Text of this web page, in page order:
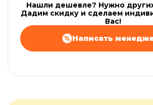
Нашли дешевле? Нужно
Дадим скидку и сделаем
Вас!
Написать